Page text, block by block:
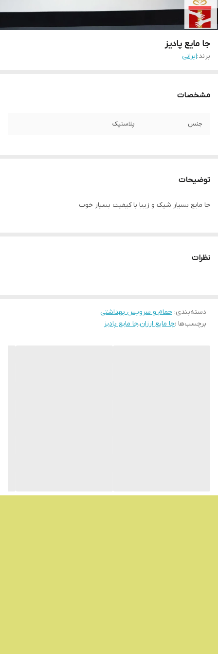
جا مایع پادیز
برند:ایرانی
مشخصات
جنس پلاستیک
توضیحات
جا مایع بسیار شیک و زیبا با کیفیت بسیار خوب
نظرات
دسته‌بندی: حمام و سرویس بهداشتی
برچسب‌ها :جا مایع ارزان،جا مایع پادیز